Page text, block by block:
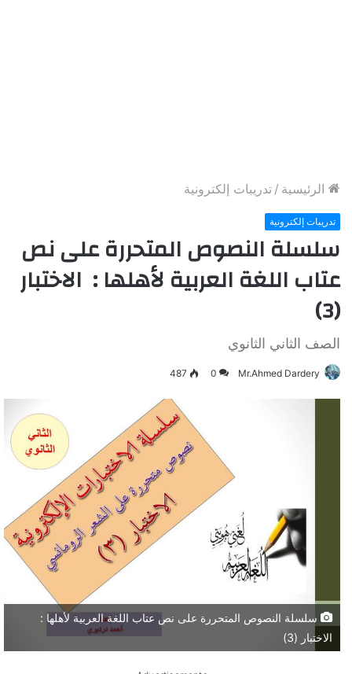
الرئيسية / تدريبات إلكترونية
تدريبات إلكترونية
سلسلة النصوص المتحررة على نص
عتاب اللغة العربية لأهلها : الاختبار
(3)
الصف الثاني الثانوي
Mr.Ahmed Dardery
0
487
سلسلة النصوص المتحررة على نص عتاب اللغة العربية لأهلها :
الاختبار (3)